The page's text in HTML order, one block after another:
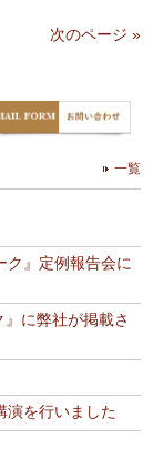
次のページ »
一覧
ク』定例報告会に
』に弊社が掲載さ
演を行いました